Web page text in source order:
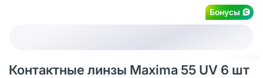
Бонусы
Контактные линзы Maxima 55 UV 6 шт